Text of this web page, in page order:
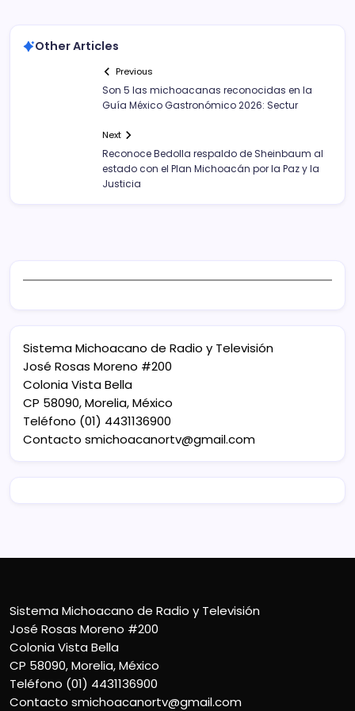
Other Articles
Previous
Son 5 las michoacanas reconocidas en la
Guía México Gastronómico 2026: Sectur
Next
Reconoce Bedolla respaldo de Sheinbaum al
estado con el Plan Michoacán por la Paz y la
Justicia
Sistema Michoacano de Radio y Televisión
José Rosas Moreno #200
Colonia Vista Bella
CP 58090, Morelia, México
Teléfono (01) 4431136900
Contacto smichoacanortv@gmail.com
Sistema Michoacano de Radio y Televisión
José Rosas Moreno #200
Colonia Vista Bella
CP 58090, Morelia, México
Teléfono (01) 4431136900
Contacto smichoacanortv@gmail.com